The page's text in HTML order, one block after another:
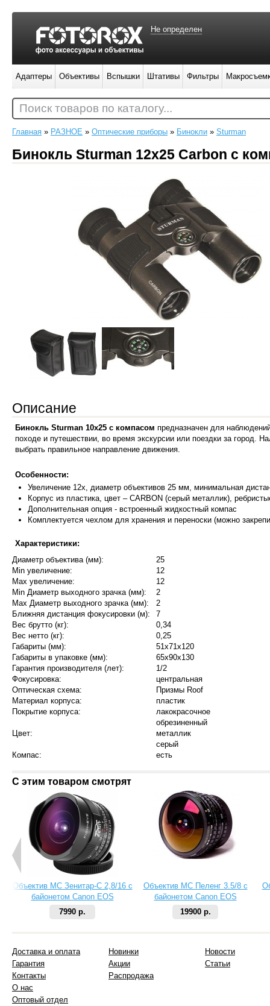
Главная » РАЗНОЕ » Оптические приборы » Бинокли » Sturman
Бинокль Sturman 12х25 Carbon с
Описание
Бинокль Sturman 10х25 с компасом предназначен для
походе и путешествии, во время экскурсии или поездки за город.
выбрать правильное направление движения.
Особенности:
Увеличение 12х, диаметр объективов 25 мм, минимальная
Корпус из пластика, цвет – CARBON (серый металлик),
Дополнительная опция - встроенный жидкостный компас
Комплектуется чехлом для хранения и переноски (можно
Характеристики:
Диаметр объектива (мм):
25
Min увеличение:
12
Max увеличение:
12
Min Диаметр выходного зрачка (мм):
2
Max Диаметр выходного зрачка (мм):
2
Ближняя дистанция фокусировки (м):
7
Вес брутто (кг):
0,34
Вес нетто (кг):
0,25
Габариты (мм):
51х71х120
Габариты в упаковке (мм):
65х90х130
Гарантия производителя (лет):
1/2
Фокусировка:
центральная
Оптическая схема:
Призмы Roof
Материал корпуса:
пластик
Покрытие корпуса:
лакокрасочное
обрезиненный
Цвет:
металлик
серый
Компас:
есть
С этим товаром смотрят
Объектив МС Зенитар-C 2,8/16 с
байонетом Canon EOS
7990 р.
Объектив МС Пеленг 3.5/8 с
байонетом Canon EOS
19900 р.
Не определен
Адаптеры Объективы Вспышки Штативы Фильтры
Поиск товаров по каталогу...
Доставка и оплата
Гарантия
Контакты
О нас
Оптовый отдел
Новинки
Акции
Распродажа
Новости
Статьи